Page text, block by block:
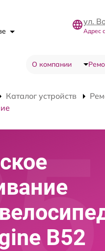
ул.
Адрес
О компании
Каталог устройств
B52